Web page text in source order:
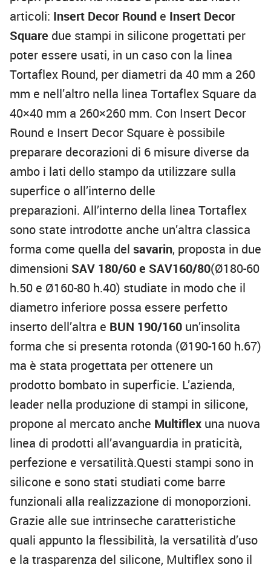
articoli: Insert Decor Round e Insert Decor
Square due stampi in silicone progettati per
poter essere usati, in un caso con la linea
Tortaflex Round, per diametri da 40 mm a 260
mm e nell’altro nella linea Tortaflex Square da
40×40 mm a 260×260 mm. Con Insert Decor
Round e Insert Decor Square è possibile
preparare decorazioni di 6 misure diverse da
ambo i lati dello stampo da utilizzare sulla
superfice o all’interno delle
preparazioni. All’interno della linea Tortaflex
sono state introdotte anche un’altra classica
forma come quella del savarin, proposta in due
dimensioni SAV 180/60 e SAV160/80(Ø180-60
h.50 e Ø160-80 h.40) studiate in modo che il
diametro inferiore possa essere perfetto
inserto dell’altra e BUN 190/160 un’insolita
forma che si presenta rotonda (Ø190-160 h.67)
ma è stata progettata per ottenere un
prodotto bombato in superficie. L’azienda,
leader nella produzione di stampi in silicone,
propone al mercato anche Multiflex una nuova
linea di prodotti all’avanguardia in praticità,
perfezione e versatilità.Questi stampi sono in
silicone e sono stati studiati come barre
funzionali alla realizzazione di monoporzioni.
Grazie alle sue intrinseche caratteristiche
quali appunto la flessibilità, la versatilità d’uso
e la trasparenza del silicone, Multiflex sono il